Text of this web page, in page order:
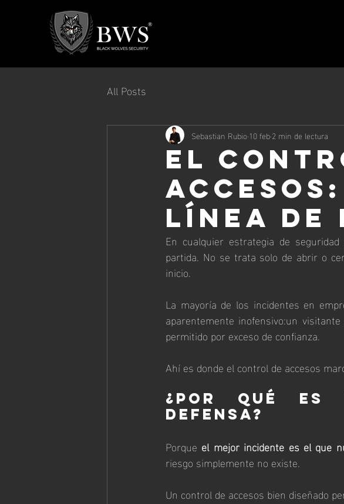
All Posts
El
línea de
Sebastian Rubio 10 feb2 min de lectura
En cualquier estrategia de
partida. No se trata solo de abrir o
inicio.
La mayoría de los incidentes en
aparentemente inofensivo:un
permitido por exceso de confianza.
Ahí es donde el control de accesos
¿Por qué es
defensa?
Porque el mejor incidente es el que
riesgo simplemente no existe.
Un control de accesos bien diseñado